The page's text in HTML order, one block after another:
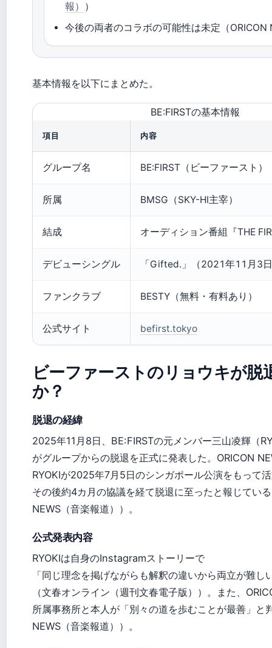
報） ）
今後の両者のコラボの可能性は未定（ORICON
基本情報を以下にまとめた。
BE:FIRSTの基本情報
項目 内容
グループ名 BE:FIRST（ビーファースト）
所属 BMSG（SKY-HI主宰）
結成 オーディション番組『THE
デビューシングル 「Gifted.」（2021年11月3
ファンクラブ BESTY（無料・有料あり）
公式サイト befirst.tokyo
ビーファーストのリョウキが脱
か？
脱退の経緯
2025年11月8日、BE:FIRSTの元メンバー三山凌輝（
がグループからの脱退を正式に発表した。ORICON
RYOKIが2025年7月5日のシンガポール公演をもって
その後約4カ月の協議を経て脱退に至ったと報じてい
NEWS（音楽報道））。
公式発表内容
RYOKIは自身のInstagramストーリーで
「同じ理念を掲げながらも解釈の違いから両立が難
（文春オンライン（週刊文春電子版））。また、
所属事務所と本人が「別々の道を歩むことが最善」と
NEWS（音楽報道））。